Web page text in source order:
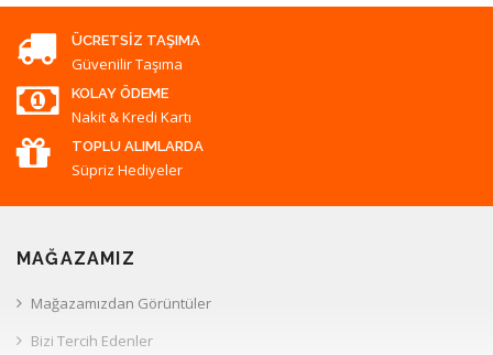
ÜCRETSIZ TAŞIMA
Güvenilir Taşıma
KOLAY ÖDEME
Nakit & Kredi Kartı
TOPLU ALIMLARDA
Süpriz Hediyeler
MAĞAZAMIZ
Mağazamızdan Görüntüler
Bizi Tercih Edenler